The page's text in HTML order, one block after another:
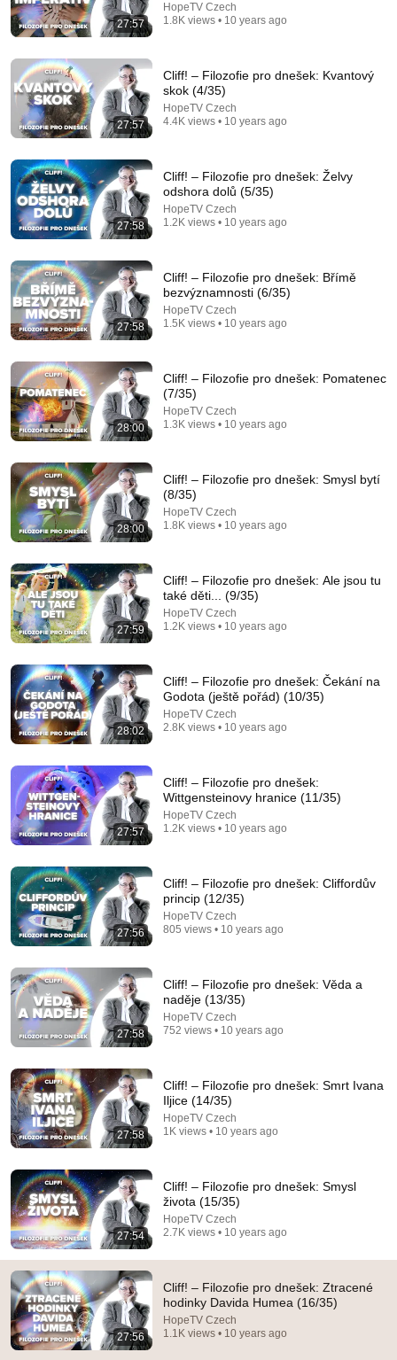
Stupně víry | Biblický týden ČS 2026 (09)
HopeTV Czech
New
271 views
Šándor: 300-tisíc rusov v pohybe, Rusi chystajú
mobilizáciu
Startitup • 145K views
Horizon Boulevard •
Nietzsche: The Consequences of Ideas with R.C.
Sproul
Ligonier Ministries •
1:10:29
Nejmocnější jednotky všech dob – Elitní válečníci,
kteří ničili armády
Nerdopolis • 132K views
27:57
HopeTV Czech
1.8K views • 10 years ago
27:57
Cliff! – Filozofie pro dnešek: Kvantový
skok (4/35)
HopeTV Czech
4.4K views • 10 years ago
27:58
Cliff! – Filozofie pro dnešek: Želvy
odshora dolů (5/35)
HopeTV Czech
1.2K views • 10 years ago
27:58
Cliff! – Filozofie pro dnešek: Břímě
bezvýznamnosti (6/35)
HopeTV Czech
1.5K views • 10 years ago
28:00
Cliff! – Filozofie pro dnešek: Pomatenec
(7/35)
HopeTV Czech
1.3K views • 10 years ago
28:00
Cliff! – Filozofie pro dnešek: Smysl bytí
(8/35)
HopeTV Czech
1.8K views • 10 years ago
27:59
Cliff! – Filozofie pro dnešek: Ale jsou tu
také děti... (9/35)
HopeTV Czech
1.2K views • 10 years ago
28:02
Cliff! – Filozofie pro dnešek: Čekání na
Godota (ještě pořád) (10/35)
HopeTV Czech
2.8K views • 10 years ago
27:57
Cliff! – Filozofie pro dnešek:
Wittgensteinovy hranice (11/35)
HopeTV Czech
1.2K views • 10 years ago
27:56
Cliff! – Filozofie pro dnešek: Cliffordův
princip (12/35)
HopeTV Czech
805 views • 10 years ago
27:58
Cliff! – Filozofie pro dnešek: Věda a
naděje (13/35)
HopeTV Czech
752 views • 10 years ago
27:58
Cliff! – Filozofie pro dnešek: Smrt Ivana
Iljice (14/35)
HopeTV Czech
1K views • 10 years ago
27:54
Cliff! – Filozofie pro dnešek: Smysl
života (15/35)
HopeTV Czech
2.7K views • 10 years ago
27:56
Cliff! – Filozofie pro dnešek: Ztracené
hodinky Davida Humea (16/35)
HopeTV Czech
1.1K views • 10 years ago